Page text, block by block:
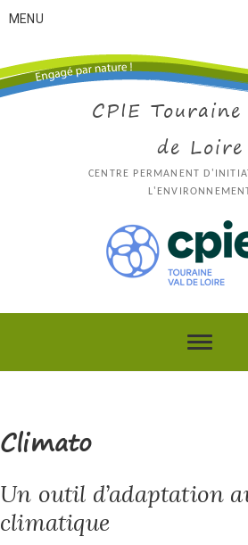
MENU
CPIE
de Loire
CENTRE PERMANENT
Climato
Un outil d’adaptation
climatique